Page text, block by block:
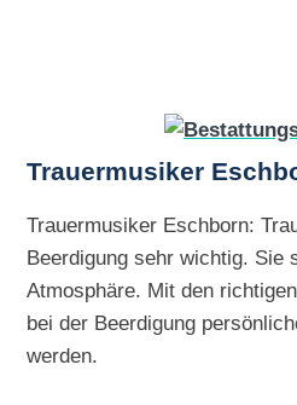
Trauermusiker
Trauermusiker Eschborn:
Beerdigung sehr wichtig. Sie
Atmosphäre. Mit den
bei der Beerdigung
werden.